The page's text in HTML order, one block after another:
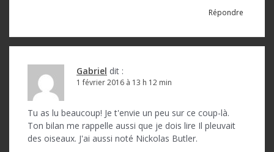
Répondre
Gabriel dit :
1 février 2016 à 13 h 12 min
Tu as lu beaucoup! Je t'envie un peu sur ce coup-là.
Ton bilan me rappelle aussi que je dois lire Il pleuvait
des oiseaux. J'ai aussi noté Nickolas Butler.